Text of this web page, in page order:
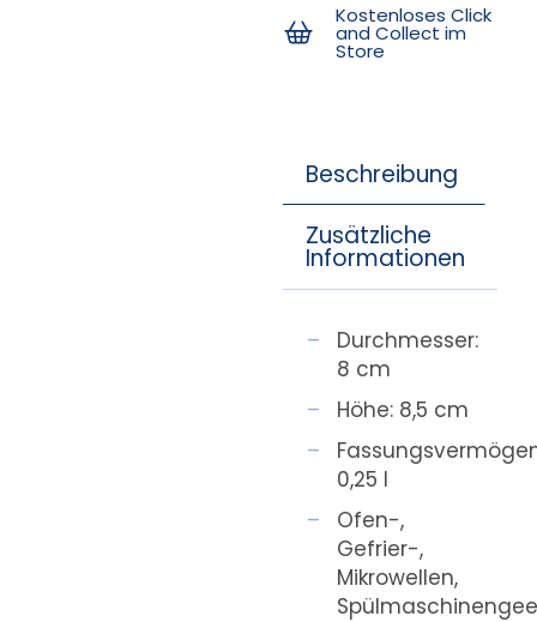
Kostenloses Click
and Collect im
Store
Beschreibung
Zusätzliche
Informationen
Durchmesser:
8 cm
Höhe: 8,5 cm
0,25 l
Ofen-,
Gefrier-,
Mikrowellen,